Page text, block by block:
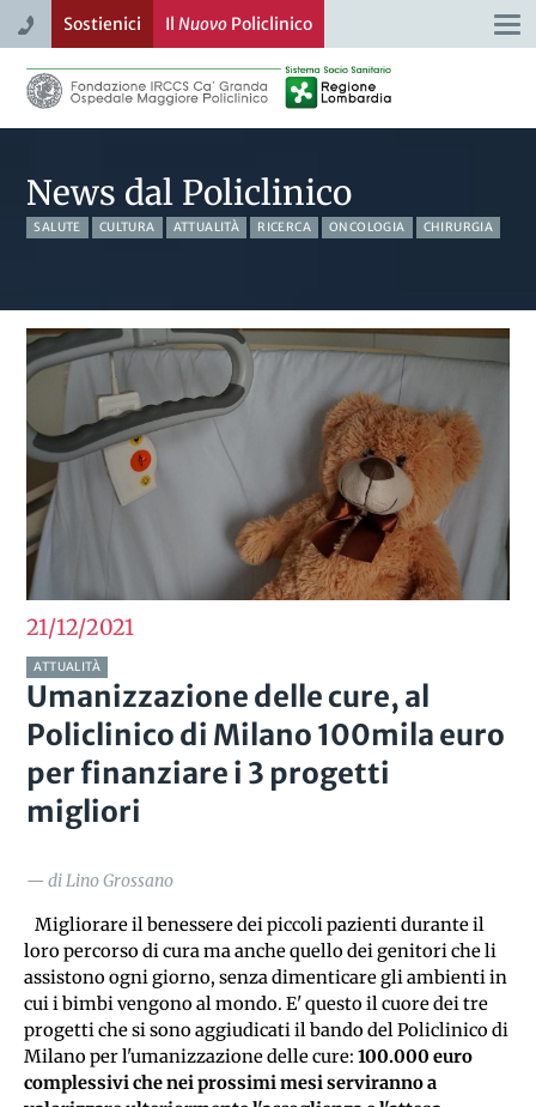
Sostienici Il NuovoPoliclinico
News dal Policlinico
SALUTE CULTURA ATTUALITÀ RICERCA ONCOLOGIA CHIRURGIA
21/122021
ATTUALITÀ
Umanizzazione delle cure, al
Policlinico di Milano 100mila euro
per finanziare i 3 progetti
migliori
— di Lino Grossano
Migliorare il benessere dei piccoli pazienti durante il
loro percorso di cura ma anche quello dei genitori che li
assistono ogni giorno, senza dimenticare gli ambienti in
cui i bimbi vengono al mondo. E' questo il cuore dei tre
progetti che si sono aggiudicati il bando del Policlinico di
Milano per l'umanizzazione delle cure: 100.000 euro
complessivi che nei prossimi mesi serviranno a